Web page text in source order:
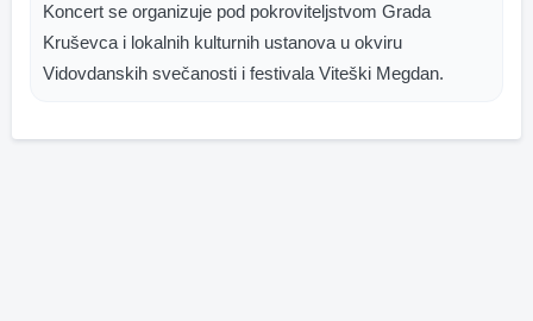
Koncert se organizuje pod pokroviteljstvom Grada
Kruševca i lokalnih kulturnih ustanova u okviru
Vidovdanskih svečanosti i festivala Viteški Megdan.